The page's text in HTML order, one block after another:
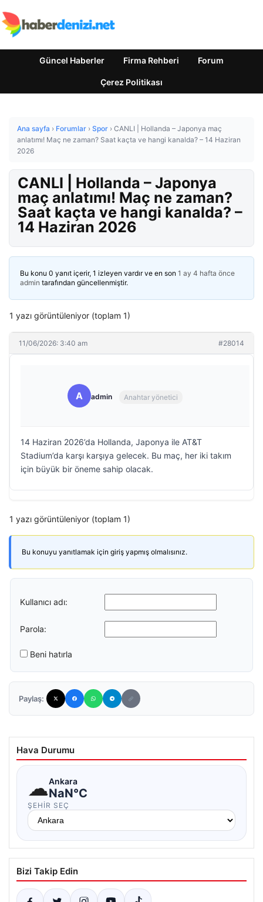
Güncel Haberler Firma Rehberi Forum
Çerez Politikası
Ana sayfa › Forumlar › Spor › CANLI | Hollanda – Japonya maç
anlatımı! Maç ne zaman? Saat kaçta ve hangi kanalda? – 14 Haziran
2026
CANLI | Hollanda – Japonya
maç anlatımı! Maç ne zaman?
Saat kaçta ve hangi kanalda? –
14 Haziran 2026
Bu konu 0 yanıt içerir, 1 izleyen vardır ve en son 1 ay 4 hafta önce
admin tarafından güncellenmiştir.
1 yazı görüntüleniyor (toplam 1)
11/06/2026: 3:40 am #28014
A admin Anahtar yönetici
14 Haziran 2026’da Hollanda, Japonya ile AT&T
Stadium’da karşı karşıya gelecek. Bu maç, her iki takım
için büyük bir öneme sahip olacak.
1 yazı görüntüleniyor (toplam 1)
Bu konuyu yanıtlamak için giriş yapmış olmalısınız.
Kullanıcı adı:
Parola:
Beni hatırla
Paylaş:
Hava Durumu
☁Ankara
NaN°C
ŞEHIR SEÇ
Bizi Takip Edin